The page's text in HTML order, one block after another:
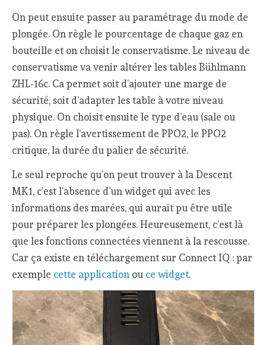
On peut ensuite passer au paramétrage du mode de
plongée. On règle le pourcentage de chaque gaz en
bouteille et on choisit le conservatisme. Le niveau de
conservatisme va venir altérer les tables Bühlmann
ZHL-16c. Ca permet soit d’ajouter une marge de
sécurité, soit d’adapter les table à votre niveau
physique. On choisit ensuite le type d’eau (sale ou
pas). On règle l’avertissement de PPO2, le PPO2
critique, la durée du palier de sécurité.
Le seul reproche qu’on peut trouver à la Descent
MK1, c’est l’absence d’un widget qui avec les
informations des marées, qui aurait pu être utile
pour préparer les plongées. Heureusement, c’est là
que les fonctions connectées viennent à la rescousse.
Car ça existe en téléchargement sur Connect IQ : par
exemple cette application ou ce widget.